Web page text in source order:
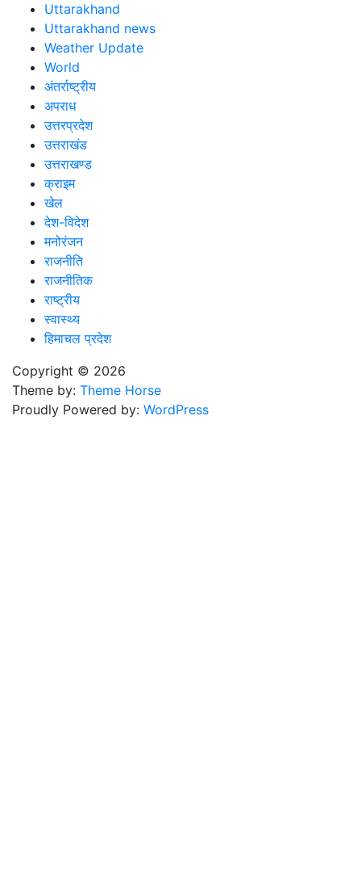
Uttarakhand
Uttarakhand news
Weather Update
World
अंतर्राष्ट्रीय
अपराध
उत्तरप्रदेश
उत्तराखंड
उत्तराखण्ड
क्राइम
खेल
देश-विदेश
मनोरंजन
राजनीति
राजनीतिक
राष्ट्रीय
स्वास्थ्य
हिमाचल प्रदेश
Copyright © 2026
Theme by: Theme Horse
Proudly Powered by: WordPress